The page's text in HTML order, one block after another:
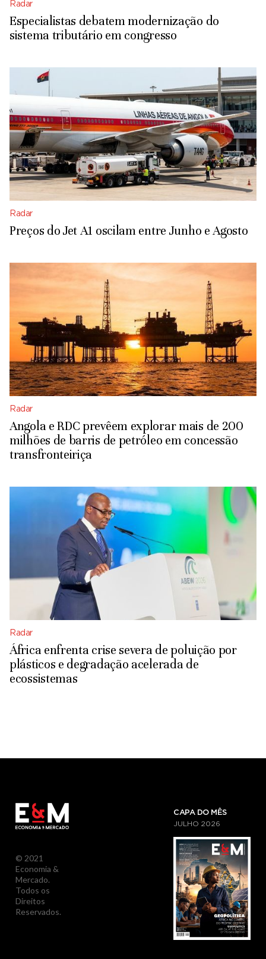
Radar
Especialistas debatem modernização do
sistema tributário em congresso
Radar
Preços do Jet A1 oscilam entre Junho e Agosto
Radar
Angola e RDC prevêem explorar mais de 200
milhões de barris de petróleo em concessão
transfronteiriça
Radar
África enfrenta crise severa de poluição por
plásticos e degradação acelerada de
ecossistemas
© 2021
Economia &
Mercado.
Todos os
Direitos
Reservados.
CAPA DO MÊS
JULHO 2026